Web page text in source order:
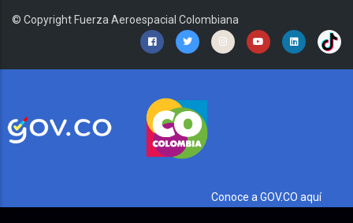
© Copyright Fuerza Aeroespacial Colombiana
Conoce a GOV.CO aquí